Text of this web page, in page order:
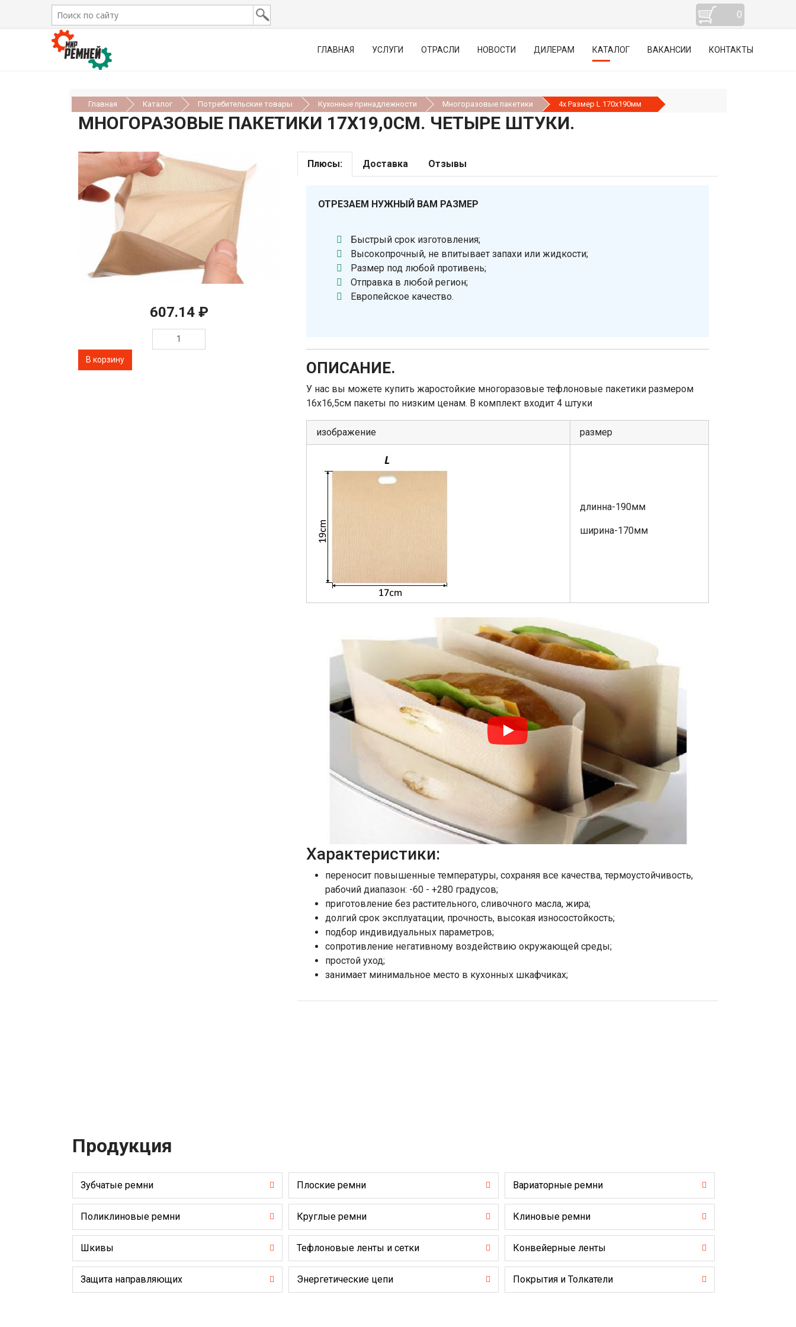
0
ГЛАВНАЯ УСЛУГИ ОТРАСЛИ НОВОСТИ ДИЛЕРАМ КАТАЛОГ ВАКАНСИИ КОНТАКТЫ
Главная Каталог Потребительские товары Кухонные принадлежности Многоразовые пакетики 4x Размер L 170x190мм
МНОГОРАЗОВЫЕ ПАКЕТИКИ 17X19,0СМ. ЧЕТЫРЕ ШТУКИ.
607.14 ₽
Плюсы: Доставка Отзывы
ОТРЕЗАЕМ НУЖНЫЙ ВАМ РАЗМЕР
Быстрый срок изготовления;
Высокопрочный, не впитывает запахи или жидкости;
Размер под любой противень;
Отправка в любой регион;
Европейское качество.
ОПИСАНИЕ.
У нас вы можете купить жаростойкие многоразовые тефлоновые пакетики размером
16x16,5см пакеты по низким ценам. В комплект входит 4 штуки
изображение размер
длинна-190мм
ширина-170мм
Характеристики:
переносит повышенные температуры, сохраняя все качества, термоустойчивость,
рабочий диапазон: -60 - +280 градусов;
приготовление без растительного, сливочного масла, жира;
долгий срок эксплуатации, прочность, высокая износостойкость;
подбор индивидуальных параметров;
сопротивление негативному воздействию окружающей среды;
простой уход;
занимает минимальное место в кухонных шкафчиках;
Продукция
Зубчатые ремни Плоские ремни Вариаторные ремни
Поликлиновые ремни Круглые ремни Клиновые ремни
Шкивы Тефлоновые ленты и сетки Конвейерные ленты
Защита направляющих Энергетические цепи Покрытия и Толкатели